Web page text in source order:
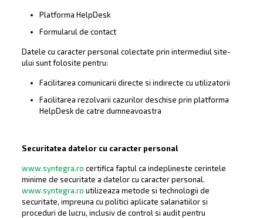
Platforma HelpDesk
Formularul de contact
Datele cu caracter personal colectate prin intermediul site-
ului sunt folosite pentru:
Facilitarea comunicarii directe si indirecte cu utilizatorii
Facilitarea rezolvarii cazurilor deschise prin platforma
HelpDesk de catre dumneavoastra
Securitatea datelor cu caracter personal
www.syntegra.ro certifica faptul ca indeplineste cerintele
minime de securitate a datelor cu caracter personal.
www.syntegra.ro utilizeaza metode si technologii de
securitate, impreuna cu politici aplicate salariatiilor si
proceduri de lucru, inclusiv de control si audit pentru